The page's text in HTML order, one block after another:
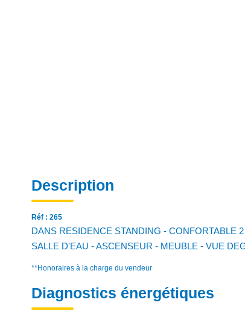
Description
Réf : 265
DANS RESIDENCE STANDING - CONFORTABLE
SALLE D'EAU - ASCENSEUR - MEUBLE - VUE
**Honoraires à la charge du vendeur
Diagnostics énergétiques